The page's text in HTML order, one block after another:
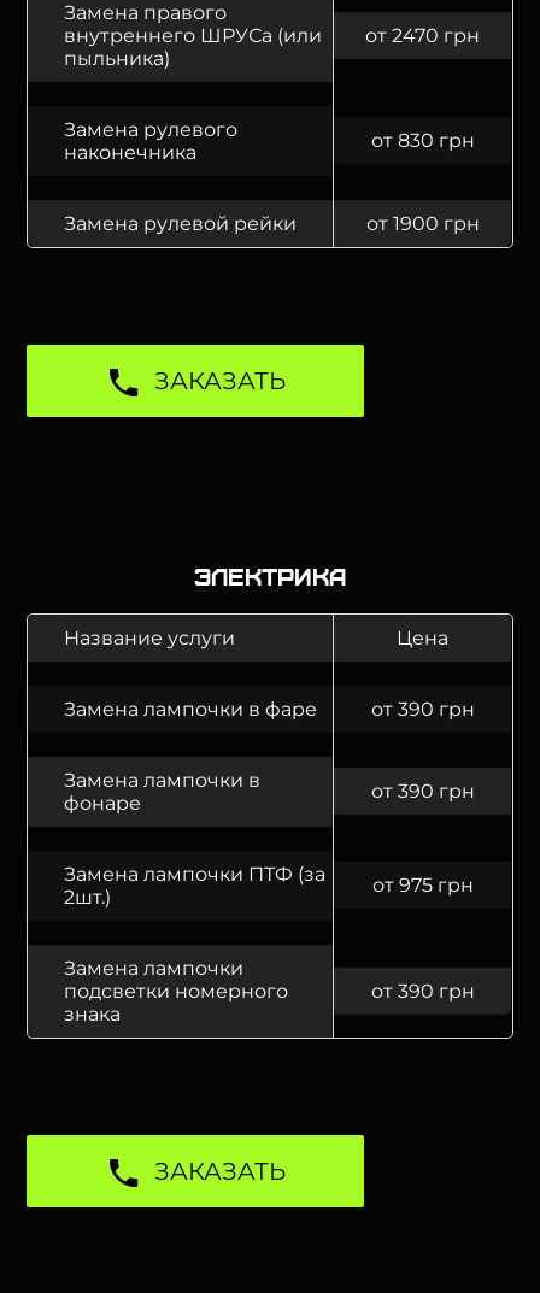
Замена правого
внутреннего ШРУСа (или
пыльника)
от 2470 грн
Замена рулевого
наконечника
от 830 грн
Замена рулевой рейки от 1900 грн
ЗАКАЗАТЬ
Электрика
Название услуги Цена
Замена лампочки в фаре от 390 грн
Замена лампочки в
фонаре
от 390 грн
Замена лампочки ПТФ (за
2шт.)
от 975 грн
Замена лампочки
подсветки номерного
знака
от 390 грн
ЗАКАЗАТЬ